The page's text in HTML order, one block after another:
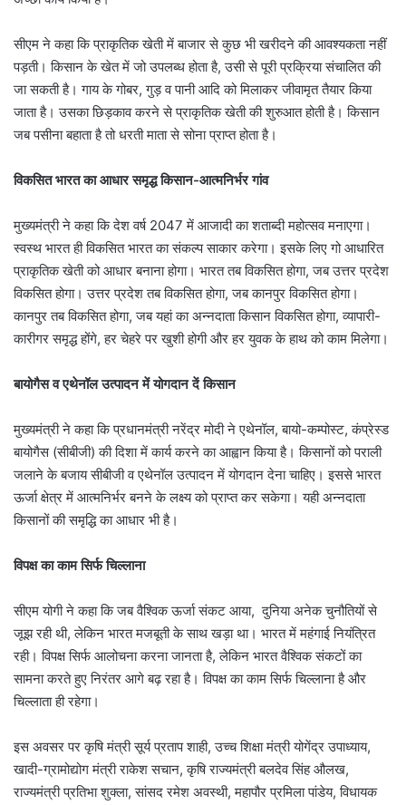
सीएम ने कहा कि प्राकृतिक खेती में बाजार से कुछ भी खरीदने की आवश्यकता नहीं
पड़ती। किसान के खेत में जो उपलब्ध होता है, उसी से पूरी प्रक्रिया संचालित की
जा सकती है। गाय के गोबर, गुड़ व पानी आदि को मिलाकर जीवामृत तैयार किया
जाता है। उसका छिड़काव करने से प्राकृतिक खेती की शुरुआत होती है। किसान
जब पसीना बहाता है तो धरती माता से सोना प्राप्त होता है।
विकसित भारत का आधार समृद्ध किसान-आत्मनिर्भर गांव
मुख्यमंत्री ने कहा कि देश वर्ष 2047 में आजादी का शताब्दी महोत्सव मनाएगा।
स्वस्थ भारत ही विकसित भारत का संकल्प साकार करेगा। इसके लिए गो आधारित
प्राकृतिक खेती को आधार बनाना होगा। भारत तब विकसित होगा, जब उत्तर प्रदेश
विकसित होगा। उत्तर प्रदेश तब विकसित होगा, जब कानपुर विकसित होगा।
कानपुर तब विकसित होगा, जब यहां का अन्नदाता किसान विकसित होगा, व्यापारी-
कारीगर समृद्ध होंगे, हर चेहरे पर खुशी होगी और हर युवक के हाथ को काम मिलेगा।
बायोगैस व एथेनॉल उत्पादन में योगदान दें किसान
मुख्यमंत्री ने कहा कि प्रधानमंत्री नरेंद्र मोदी ने एथेनॉल, बायो-कम्पोस्ट, कंप्रेस्ड
बायोगैस (सीबीजी) की दिशा में कार्य करने का आह्वान किया है। किसानों को पराली
जलाने के बजाय सीबीजी व एथेनॉल उत्पादन में योगदान देना चाहिए। इससे भारत
ऊर्जा क्षेत्र में आत्मनिर्भर बनने के लक्ष्य को प्राप्त कर सकेगा। यही अन्नदाता
किसानों की समृद्धि का आधार भी है।
विपक्ष का काम सिर्फ चिल्लाना
सीएम योगी ने कहा कि जब वैश्विक ऊर्जा संकट आया, दुनिया अनेक चुनौतियों से
जूझ रही थी, लेकिन भारत मजबूती के साथ खड़ा था। भारत में महंगाई नियंत्रित
रही। विपक्ष सिर्फ आलोचना करना जानता है, लेकिन भारत वैश्विक संकटों का
सामना करते हुए निरंतर आगे बढ़ रहा है। विपक्ष का काम सिर्फ चिल्लाना है और
चिल्लाता ही रहेगा।
इस अवसर पर कृषि मंत्री सूर्य प्रताप शाही, उच्च शिक्षा मंत्री योगेंद्र उपाध्याय,
खादी-ग्रामोद्योग मंत्री राकेश सचान, कृषि राज्यमंत्री बलदेव सिंह औलख,
राज्यमंत्री प्रतिभा शुक्ला, सांसद रमेश अवस्थी, महापौर प्रमिला पांडेय, विधायक